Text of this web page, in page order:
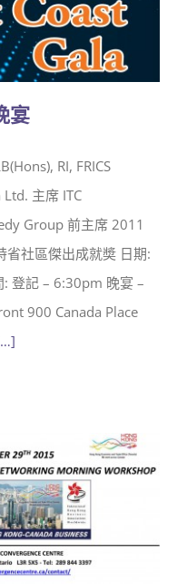
宴
RI, FRICS
主席 ITC
Group 前主席 2011
社區傑出成就奬 日期:
登記 – 6:30pm 晚宴 –
900 Canada Place